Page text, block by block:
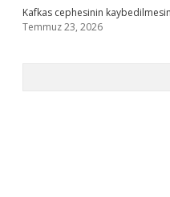
Kafkas cephesinin
Temmuz 23, 2026